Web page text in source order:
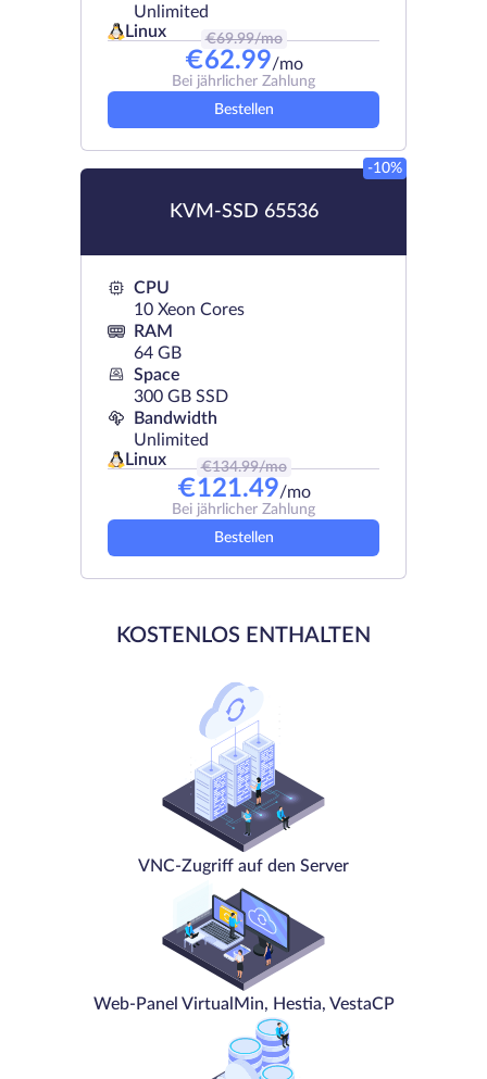
Unlimited
Linux
€69.99/mo
€62.99/mo
Bei jährlicher Zahlung
Bestellen
KVM-SSD 65536
-10%
CPU
10 Xeon Cores
RAM
64 GB
Space
300 GB SSD
Bandwidth
Unlimited
Linux
€134.99/mo
€121.49/mo
Bei jährlicher Zahlung
Bestellen
KOSTENLOS ENTHALTEN
VNC-Zugriff auf den Server
Web-Panel VirtualMin, Hestia, VestaCP